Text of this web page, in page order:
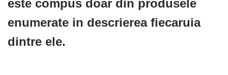
este compus doar din produsele
enumerate in descrierea fiecaruia
dintre ele.